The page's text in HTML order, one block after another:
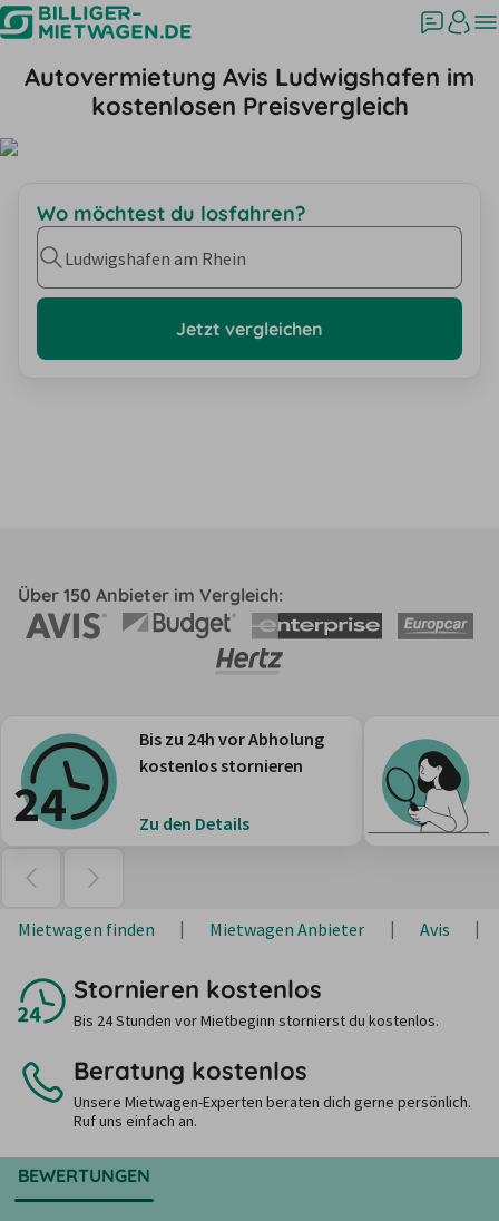
Autovermietung Avis Ludwigshafen im
kostenlosen Preisvergleich
Wo möchtest du losfahren?
Ludwigshafen am Rhein
Jetzt vergleichen
Über 150 Anbieter im Vergleich:
Bis zu 24h vor Abholung
kostenlos stornieren
Zu den Details
Mietwagen finden Mietwagen Anbieter Avis
Stornieren kostenlos
Bis 24 Stunden vor Mietbeginn stornierst du kostenlos.
Beratung kostenlos
Unsere Mietwagen-Experten beraten dich gerne persönlich.
Ruf uns einfach an.
BEWERTUNGEN